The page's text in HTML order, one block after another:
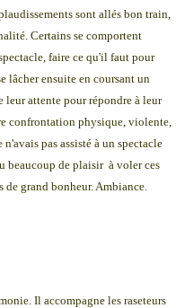
sont allés bon train,
Certains se comportent
faire ce qu'il faut pour
lâcher ensuite en coursant un
leur attente pour répondre à leur
confrontation physique, violente,
pas assisté à un spectacle
beaucoup de plaisir à voler ces
de grand bonheur. Ambiance.
Il accompagne les raseteurs